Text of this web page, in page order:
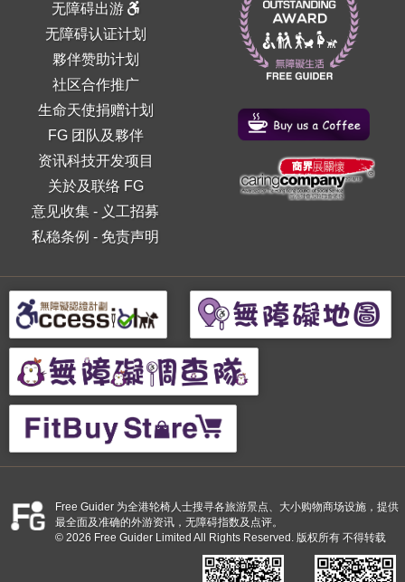
无障碍出游
无障碍认证计划
夥伴赞助计划
社区合作推广
生命天使捐赠计划
FG 团队及夥伴
资讯科技开发项目
关於及联络 FG
意见收集 - 义工招募
私稳条例 - 免责声明
Free Guider 为全港轮椅人士搜寻各旅游景点、大小购物商场设施，提供
最全面及准确的外游资讯，无障碍指数及点评。
© 2026 Free Guider Limited All Rights Reserved. 版权所有 不得转载